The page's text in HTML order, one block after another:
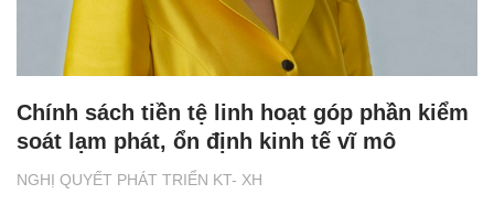
NGHỊ QUYẾT PHÁT TRIỂN KT- XH
Chính sách tiền tệ linh hoạt góp phần kiểm
soát lạm phát, ổn định kinh tế vĩ mô